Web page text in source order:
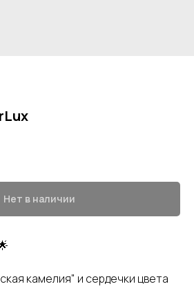
Нет в наличии
камелия" и сердечки цвета